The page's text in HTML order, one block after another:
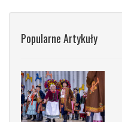
Popularne Artykuły